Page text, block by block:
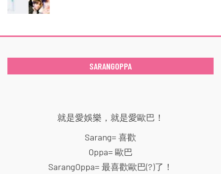
SARANGOPPA
就是愛娛樂，就是愛歐巴！
Sarang= 喜歡
Oppa= 歐巴
SarangOppa= 最喜歡歐巴(?)了！